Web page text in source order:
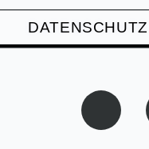
DATENSCHUTZ